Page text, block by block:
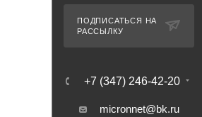
ПОДПИСАТЬСЯ НА
РАССЫЛКУ
+7 (347) 246-42-20
micronnet@bk.ru